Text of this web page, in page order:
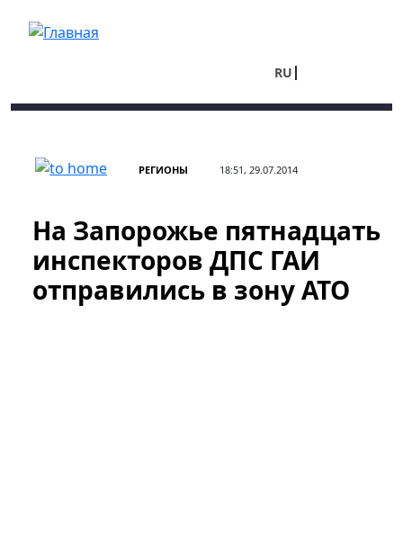
RU
РЕГИОНЫ 18:51, 29.07.2014
На Запорожье пятнадцать
инспекторов ДПС ГАИ
отправились в зону АТО